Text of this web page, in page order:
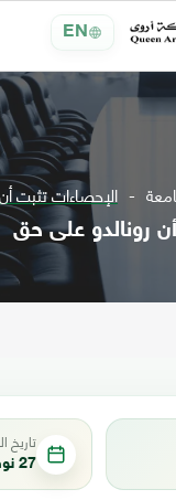
EN
الإحصاءات تثبت
رونالدو على حق
تاريخ
27 نوفمبر 2017